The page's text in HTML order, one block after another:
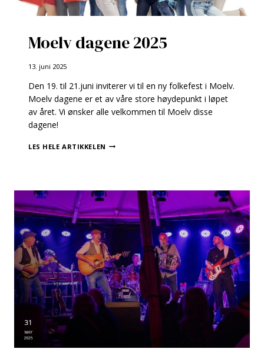
Moelv dagene 2025
13. juni 2025
Den 19. til 21.juni inviterer vi til en ny folkefest i Moelv.
Moelv dagene er et av våre store høydepunkt i løpet
av året. Vi ønsker alle velkommen til Moelv disse
dagene!
LES HELE ARTIKKELEN MOELV